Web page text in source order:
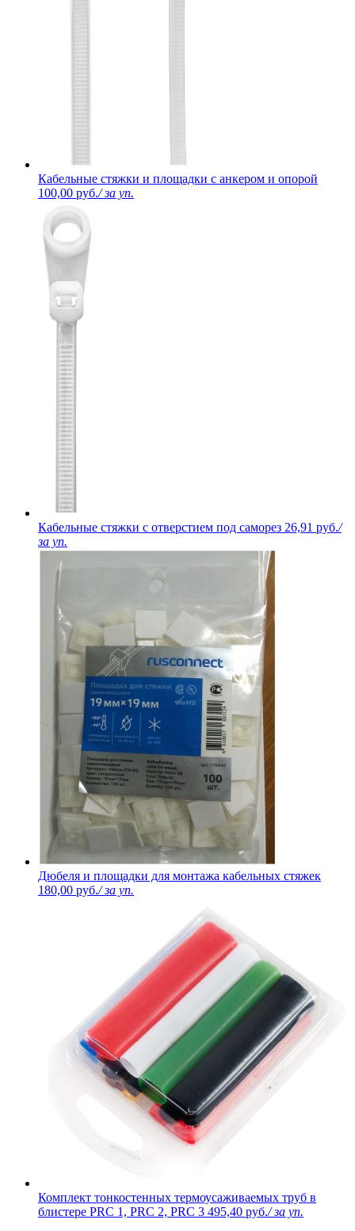
Кабельные стяжки и площадки с анкером и опорой
100,00 руб./ за уп.
Кабельные стяжки с отверстием под саморез 26,91 руб./
за уп.
Дюбеля и площадки для монтажа кабельных стяжек
180,00 руб./ за уп.
Комплект тонкостенных термоусаживаемых труб в
блистере PRC 1, PRC 2, PRC 3 495,40 руб./ за уп.